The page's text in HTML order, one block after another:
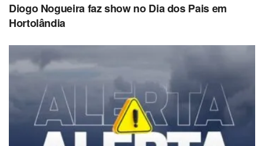
Diogo Nogueira faz show no Dia dos Pais em
Hortolândia